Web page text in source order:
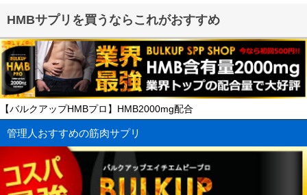
HMBサプリを買うならこれがおすすめ
【バルクアップHMBプロ】HMB2000mg配合
管理人おすすめの筋肉サプリ